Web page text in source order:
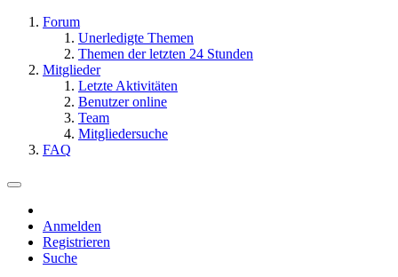
Forum
Unerledigte Themen
Themen der letzten 24 Stunden
Mitglieder
Letzte Aktivitäten
Benutzer online
Team
Mitgliedersuche
FAQ
Anmelden
Registrieren
Suche